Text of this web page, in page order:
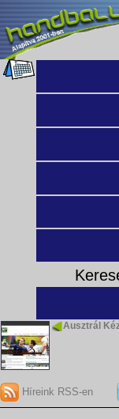
Ausztrál
Híreink RSS-en